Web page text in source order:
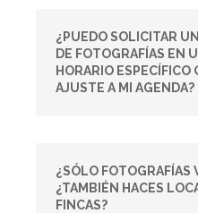
¿PUEDO SOLICITAR
DE FOTOGRAFÍAS EN
HORARIO ESPECÍFICO
AJUSTE A MI AGENDA?
¿SÓLO FOTOGRAFÍAS
¿TAMBIÉN HACES
FINCAS?